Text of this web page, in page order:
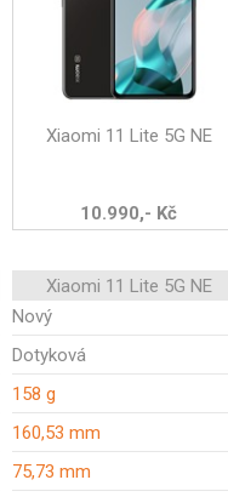
Xiaomi 11 Lite 5G NE
10.990,- Kč
Xiaomi 11 Lite 5G NE
Nový
Dotyková
158 g
160,53 mm
75,73 mm